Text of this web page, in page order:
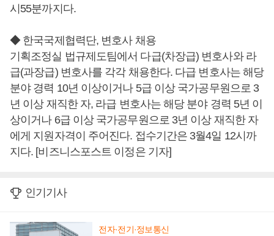
시55분까지다.
◆ 한국국제협력단, 변호사 채용
기획조정실 법규제도팀에서 다급(차장급) 변호사와 라
급(과장급) 변호사를 각각 채용한다. 다급 변호사는 해당
분야 경력 10년 이상이거나 5급 이상 국가공무원으로 3
년 이상 재직한 자, 라급 변호사는 해당 분야 경력 5년 이
상이거나 6급 이상 국가공무원으로 3년 이상 재직한 자
에게 지원자격이 주어진다. 접수기간은 3월4일 12시까
지다. [비즈니스포스트 이정은 기자]
인기기사
전자·전기·정보통신